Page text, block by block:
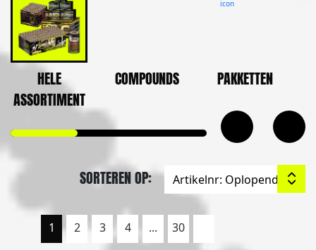
HELE
ASSORTIMENT
COMPOUNDS PAKKETTEN
SORTEREN OP:
1 2 3 4 ... 30